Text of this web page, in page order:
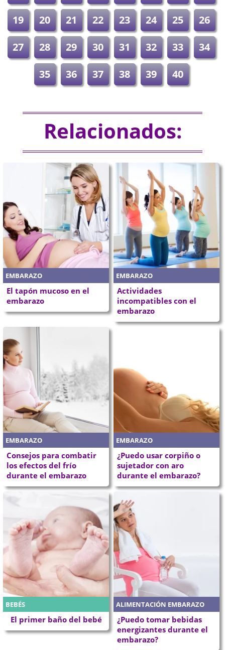
19
20 21 22 23 24 25
26
27
28 29 30 31 32 33
34
35
36 37 38 39 40
Relacionados:
EMBARAZO
El tapón mucoso en el
embarazo
EMBARAZO
Actividades
incompatibles con el
embarazo
EMBARAZO
Consejos para combatir
los efectos del frío
durante el embarazo
EMBARAZO
¿Puedo usar corpiño o
sujetador con aro
durante el embarazo?
BEBÉS
El primer baño del bebé
ALIMENTACIÓN EMBARAZO
¿Puedo tomar bebidas
energizantes durante el
embarazo?